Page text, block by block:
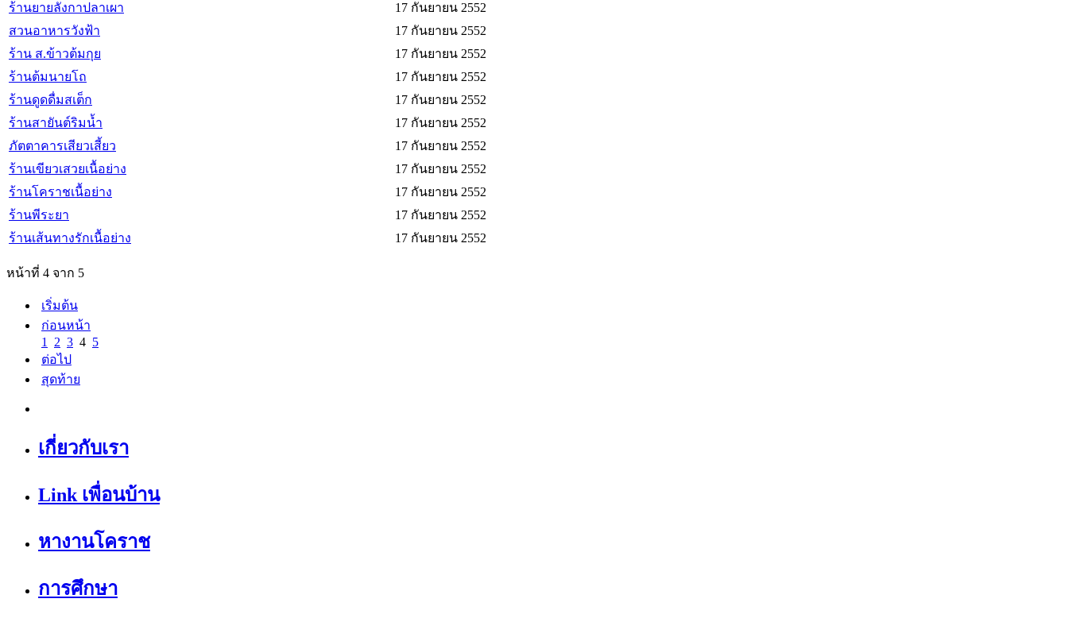
ร้านยายลังกาปลาเผา
17 กันยายน 2552
สวนอาหารวังฟ้า
17 กันยายน 2552
ร้าน ส.ข้าวต้มกุย
17 กันยายน 2552
ร้านต้มนายโถ
17 กันยายน 2552
ร้านดูดดื่มสเต็ก
17 กันยายน 2552
ร้านสายันต์ริมน้ำ
17 กันยายน 2552
ภัตตาคารเสียวเสี้ยว
17 กันยายน 2552
ร้านเขียวเสวยเนื้อย่าง
17 กันยายน 2552
ร้านโคราชเนื้อย่าง
17 กันยายน 2552
ร้านพีระยา
17 กันยายน 2552
ร้านเส้นทางรักเนื้อย่าง
17 กันยายน 2552
หน้าที่ 4 จาก 5
เริ่มต้น
ก่อนหน้า
1
2 3 4 5
ต่อไป
สุดท้าย
เกี่ยวกับเรา
Link เพื่อนบ้าน
หางานโคราช
การศึกษา